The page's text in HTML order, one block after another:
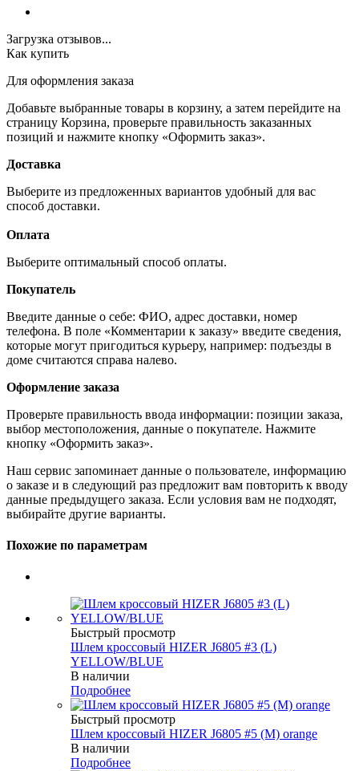
Загрузка отзывов...
Как купить
Для оформления заказа
Добавьте выбранные товары в корзину, а затем перейдите на
страницу Корзина, проверьте правильность заказанных
позиций и нажмите кнопку «Оформить заказ».
Доставка
Выберите из предложенных вариантов удобный для вас
способ доставки.
Оплата
Выберите оптимальный способ оплаты.
Покупатель
Введите данные о себе: ФИО, адрес доставки, номер
телефона. В поле «Комментарии к заказу» введите сведения,
которые могут пригодиться курьеру, например: подъезды в
доме считаются справа налево.
Оформление заказа
Проверьте правильность ввода информации: позиции заказа,
выбор местоположения, данные о покупателе. Нажмите
кнопку «Оформить заказ».
Наш сервис запоминает данные о пользователе, информацию
о заказе и в следующий раз предложит вам повторить к вводу
данные предыдущего заказа. Если условия вам не подходят,
выбирайте другие варианты.
Похожие по параметрам
Быстрый просмотр
Шлем кроссовый HIZER J6805 #3 (L)
YELLOW/BLUE
В наличии
Подробнее
Быстрый просмотр
Шлем кроссовый HIZER J6805 #5 (M) orange
В наличии
Подробнее